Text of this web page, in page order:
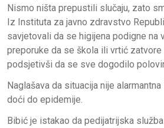
Nismo ništa prepustili slučaju, zato
Iz Instituta za javno zdravstvo
savjetovali da se higijena podigne na
preporuke da se škola ili vrtić zatvore
podsjetivši da se sve dogodilo
Naglašava da situacija nije
doći do epidemije.
Bibić je istakao da pedijatrijska